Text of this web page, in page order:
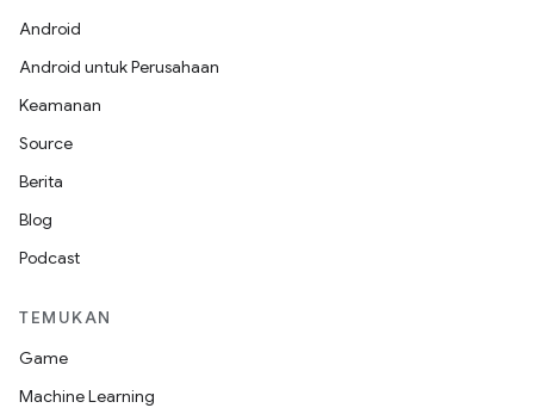
Android
Android untuk Perusahaan
Keamanan
Source
Berita
Blog
Podcast
TEMUKAN
Game
Machine Learning